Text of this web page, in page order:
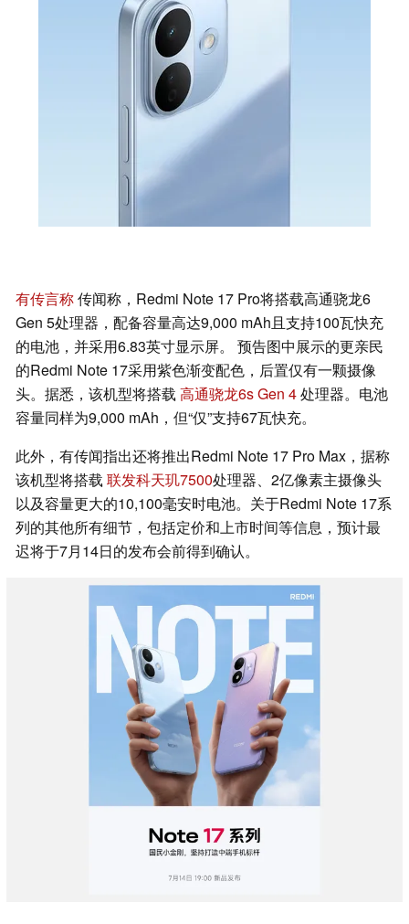
有传言称传闻称，Redmi Note 17 Pro将搭载高通骁龙6
Gen 5处理器，配备容量高达9,000 mAh且支持100瓦快充
的电池，并采用6.83英寸显示屏。 预告图中展示的更亲民
的Redmi Note 17采用紫色渐变配色，后置仅有一颗摄像
头。据悉，该机型将搭载 高通骁龙6s Gen 4处理器。电池
容量同样为9,000 mAh，但“仅”支持67瓦快充。
此外，有传闻指出还将推出Redmi Note 17 Pro Max，据称
该机型将搭载 联发科天玑7500处理器、2亿像素主摄像头
以及容量更大的10,100毫安时电池。关于Redmi Note 17系
列的其他所有细节，包括定价和上市时间等信息，预计最
迟将于7月14日的发布会前得到确认。